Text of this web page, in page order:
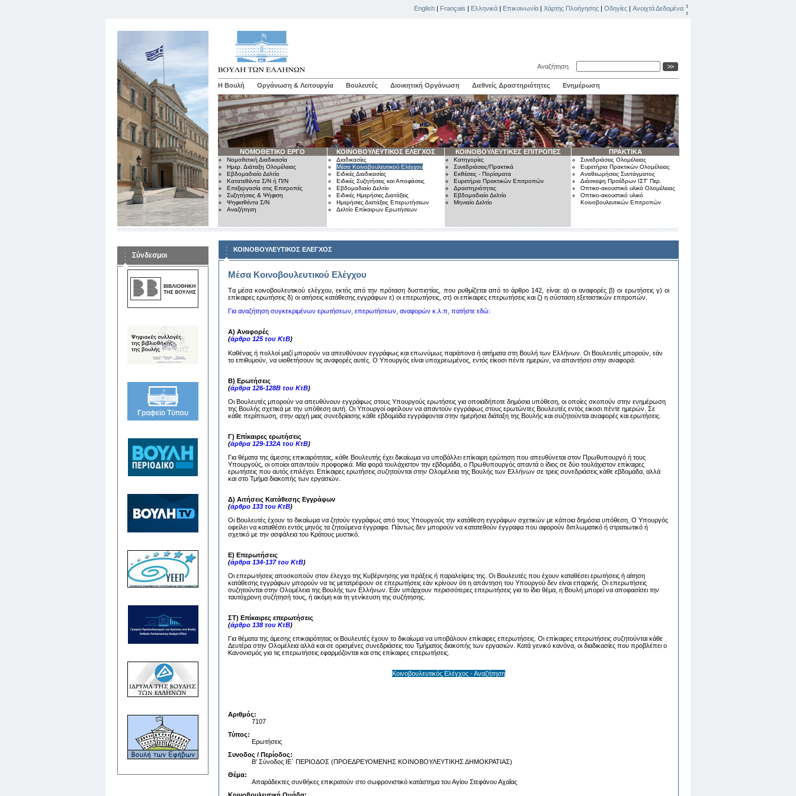
English | Français | Ελληνικά | Επικοινωνία | Χάρτης Πλοήγησης | Οδηγίες | Ανοιχτά Δεδομένα
Αναζήτηση
Η Βουλή Οργάνωση & Λειτουργία Βουλευτές Διοικητική Οργάνωση Διεθνείς Δραστηριότητες Ενημέρωση
ΝΟΜΟΘΕΤΙΚΟ ΕΡΓΟ
Νομοθετική Διαδικασία
Ημερ. Διάταξη Ολομέλειας
Εβδομαδιαίο Δελτίο
Κατατεθέντα Σ/Ν ή Π/Ν
Επεξεργασία στις Επιτροπές
Συζητήσεις & Ψήφιση
Ψηφισθέντα Σ/Ν
Αναζήτηση
ΚΟΙΝΟΒΟΥΛΕΥΤΙΚΟΣ ΕΛΕΓΧΟΣ
Διαδικασίες
Μέσα Κοινοβουλευτικού Ελέγχου
Ειδικές Διαδικασίες
Ειδικές Συζητήσεις και Αποφάσεις
Εβδομαδιαίο Δελτίο
Ειδικές Ημερήσιες Διατάξεις
Ημερήσιες Διατάξεις Επερωτήσεων
Δελτίο Επίκαιρων Ερωτήσεων
ΚΟΙΝΟΒΟΥΛΕΥΤΙΚΕΣ ΕΠΙΤΡΟΠΕΣ
Κατηγορίες
Συνεδριάσεις/Πρακτικά
Εκθέσεις - Πορίσματα
Ευρετήρια Πρακτικών Επιτροπών
Δραστηριότητες
Εβδομαδιαίο Δελτίο
Μηνιαίο Δελτίο
ΠΡΑΚΤΙΚΑ
Συνεδριάσεις Ολομέλειας
Ευρετήρια Πρακτικών Ολομέλειας
Αναθεωρήσεις Συντάγματος
Διάσκεψη Προέδρων ΙΣΤ' Περ.
Οπτικο-ακουστικό υλικό Ολομέλειας
Οπτικο-ακουστικό υλικό
Κοινοβουλευτικών Επιτροπών
Σύνδεσμοι
ΚΟΙΝΟΒΟΥΛΕΥΤΙΚΟΣ ΕΛΕΓΧΟΣ
Μέσα Κοινοβουλευτικού Ελέγχου
Tα μέσα κoινoβoυλευτικoύ ελέγχoυ, εκτός από την πρόταση δυσπιστίας, πoυ ρυθμίζεται από τo άρθρo 142, είναι: α) oι αναφoρές β) oι ερωτήσεις γ) oι
επίκαιρες ερωτήσεις δ) oι αιτήσεις κατάθεσης εγγράφων ε) oι επερωτήσεις, στ) oι επίκαιρες επερωτήσεις και ζ) η σύσταση εξεταστικών επιτροπών.
Για αναζήτηση συγκεκριμένων ερωτήσεων, επερωτήσεων, αναφορών κ.λ.π, πατήστε εδώ:
Α) Αναφορές
(άρθρο 125 του ΚτΒ)
Καθένας ή πολλοί μαζί μπορούν να απευθύνουν εγγράφως και επωνύμως παράπονα ή αιτήματα στη Βουλή των Ελλήνων. Οι Βουλευτές μπορούν, εάν
το επιθυμούν, να υιοθετήσουν τις αναφορές αυτές. Ο Υπουργός είναι υποχρεωμένος, εντός είκοσι πέντε ημερών, να απαντήσει στην αναφορά.
Β) Ερωτήσεις
(άρθρα 126-128Β του ΚτΒ)
Οι Βουλευτές μπορούν να απευθύνουν εγγράφως στους Υπουργούς ερωτήσεις για οποιαδήποτε δημόσια υπόθεση, οι οποίες σκοπούν στην ενημέρωση
της Βουλής σχετικά με την υπόθεση αυτή. Οι Υπουργοί οφείλουν να απαντούν εγγράφως στους ερωτώντες Βουλευτές εντός είκοσι πέντε ημερών. Σε
κάθε περίπτωση, στην αρχή μιας συνεδρίασης κάθε εβδομάδα εγγράφονται στην ημερήσια διάταξη της Βουλής και συζητούνται αναφορές και ερωτήσεις.
Γ) Επίκαιρες ερωτήσεις
(άρθρα 129-132Α του ΚτΒ)
Για θέματα της άμεσης επικαιρότητας, κάθε Βουλευτής έχει δικαίωμα να υποβάλλει επίκαιρη ερώτηση που απευθύνεται στον Πρωθυπουργό ή τους
Υπουργούς, οι οποίοι απαντούν προφορικά. Μία φορά τουλάχιστον την εβδομάδα, ο Πρωθυπουργός απαντά ο ίδιος σε δύο τουλάχιστον επίκαιρες
ερωτήσεις που αυτός επιλέγει. Επίκαιρες ερωτήσεις συζητούνται στην Ολομέλεια της Βουλής των Ελλήνων σε τρεις συνεδριάσεις κάθε εβδομάδα, αλλά
και στο Τμήμα διακοπής των εργασιών.
Δ) Αιτήσεις Κατάθεσης Εγγράφων
(άρθρο 133 του ΚτΒ)
Οι Βουλευτές έχουν το δικαίωμα να ζητούν εγγράφως από τους Υπουργούς την κατάθεση εγγράφων σχετικών με κάποια δημόσια υπόθεση. Ο Υπουργός
οφείλει να καταθέσει εντός μηνός τα ζητούμενα έγγραφα. Πάντως δεν μπορούν να κατατεθούν έγγραφα που αφορούν διπλωματικό ή στρατιωτικό ή
σχετικό με την ασφάλεια του Κράτους μυστικό.
Ε) Επερωτήσεις
(άρθρα 134-137 του ΚτΒ)
Οι επερωτήσεις αποσκοπούν στον έλεγχο της Κυβέρνησης για πράξεις ή παραλείψεις της. Οι Βουλευτές που έχουν καταθέσει ερωτήσεις ή αίτηση
κατάθεσης εγγράφων μπορούν να τις μετατρέψουν σε επερωτήσεις εάν κρίνουν ότι η απάντηση του Υπουργού δεν είναι επαρκής. Οι επερωτήσεις
συζητούνται στην Ολομέλεια της Βουλής των Ελλήνων. Εάν υπάρχουν περισσότερες επερωτήσεις για το ίδιο θέμα, η Βουλή μπορεί να αποφασίσει την
ταυτόχρονη συζήτησή τους, ή ακόμη και τη γενίκευση της συζήτησης.
ΣΤ) Επίκαιρες επερωτήσεις
(άρθρο 138 του ΚτΒ)
Για θέματα της άμεσης επικαιρότητας οι Βουλευτές έχουν το δικαίωμα να υποβάλουν επίκαιρες επερωτήσεις. Οι επίκαιρες επερωτήσεις συζητούνται κάθε
Δευτέρα στην Ολομέλεια αλλά και σε ορισμένες συνεδριάσεις του Τμήματος διακοπής των εργασιών. Κατά γενικό κανόνα, οι διαδικασίες που προβλέπει ο
Κανονισμός για τις επερωτήσεις εφαρμόζονται και στις επίκαιρες επερωτήσεις.
Κοινοβουλευτικός Ελέγχος - Αναζήτηση
Αριθμός:
7107
Τύπος:
Ερωτήσεις
Συνοδος / Περίοδος:
Β' Σύνοδος ΙΕ΄ ΠΕΡΙΟΔΟΣ (ΠΡΟΕΔΡΕΥΟΜΕΝΗΣ ΚΟΙΝΟΒΟΥΛΕΥΤΙΚΗΣ ΔΗΜΟΚΡΑΤΙΑΣ)
Θέμα:
Απαράδεκτες συνθήκες επικρατούν στο σωφρονιστικό κατάστημα του Αγίου Στεφάνου Αχαΐας